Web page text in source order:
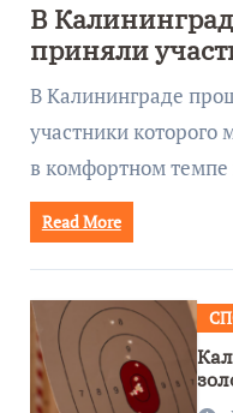
В
приняли
забеге
В Калининграде
участники которого
в комфортном
Read More